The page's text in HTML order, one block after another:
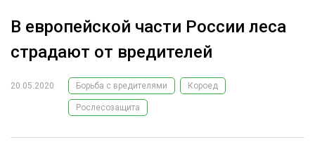
РЕКЛАМОДАТЕЛЯМ
ЛЕСНОЕ ХОЗЯЙСТВО
ЛЕСОЗАГОТОВКА
В европейской части России леса
страдают от вредителей
20.05.2020 Борьба с вредителями Короед
Рослесозащита